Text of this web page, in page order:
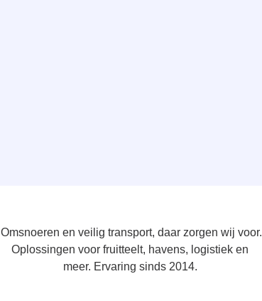
Omsnoeren en veilig transport, daar zorgen wij voor.
Oplossingen voor fruitteelt, havens, logistiek en
meer. Ervaring sinds 2014.